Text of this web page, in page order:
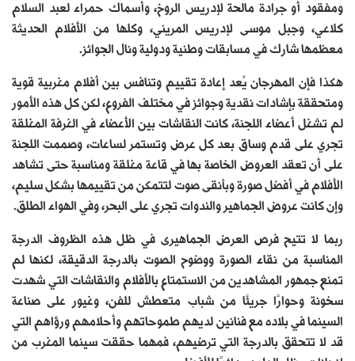
ومفقود أو جرادة مالحة لإدريس الروخ، وأسماك حمراء لعبد السلام
كلاعي، وجبل موسى لإدريس المريني، وكلها من الأفلام الحديثة
معظمها شارك في مسابقات وطنية ودولية ونال الجوائز.
هكذا فإن المهرجان يُعد إعادة تقييم وتنافس بين أفلام مغربية قوية
ومتحققة بإشادات نقدية وجوائز في مختلف الفروع، لكن كل هذه الأمور
لم تشغل أعضاء اللجنة، كانت النقاشات بين الأعضاء في الغرفة المغلقة
تجري على قدم وساق بعد كل عرض وتستمر لساعات، وصممت اللجنة
على أن تعقد العروض الخاصة بها في قاعة مغلقة ومناسبة حتى تشاهد
الأفلام في أفضل صورة وبأنقى صوت لتتمكن من تقييمها بشكل سليم،
وإن كانت عروض الجماهير والندوات تجري على البحر، وفي الهواء الطلق.
ربما لا تتيح فرص العرض الجماهيرى في ظل هذه الظروف الدرجة
المناسبة من نقاء الصورة ووضوح الصوت بالدرجة الدقيقة، لكنها لم
تمنع جمهور المشاهدين من الاستمتاع بالأفلام والنقاشات التي شهدت
سخونة وحوارًا جريئًا من شباب متعطش للفن، وغيور على صناعة
السينما في بلاده مع فنانين لديهم طموحاتهم وأحلامهم ورؤاهم التي
قد لا تتحقق بالدرجة التي ترضيهم، فمهما حققت سينما المغرب من